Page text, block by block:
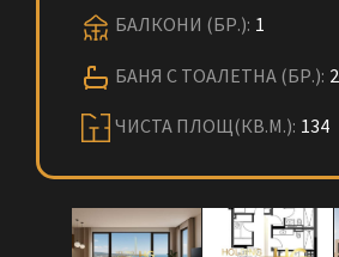
БАЛКОНИ (БР.): 1
БАНЯ С ТОАЛЕТНА (БР.): 2
ЧИСТА ПЛОЩ(КВ.М.): 134